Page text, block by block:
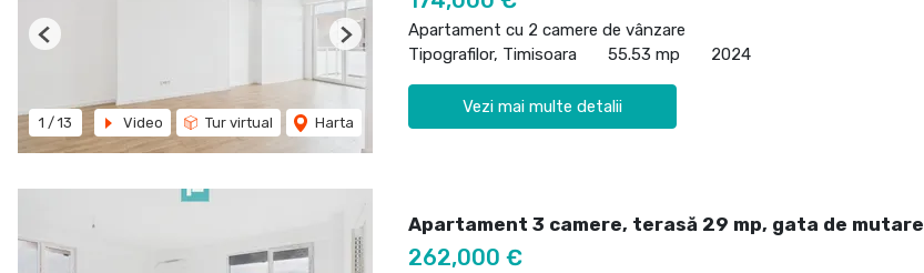
1 / 13 Video Tur virtual Harta
Previous Next
Apartament cu 2 camere de vânzare
Tipografilor, Timisoara
55.53 mp 2024
Vezi mai multe detalii
Apartament 3 camere, terasă 29 mp, gata de mutare
262,000 €